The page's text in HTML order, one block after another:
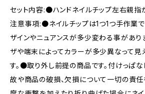
セット内容:●ハンドネイルチップ左右親指
注意事項:●ネイルチップは1つ1つ手作業
ザインやニュアンスが多少変わる事があり
ザや端末によってカラーが多少異なって見
す。●取り外し前提の商品です。付けっぱ
故や商品の破損、欠損について一切の責